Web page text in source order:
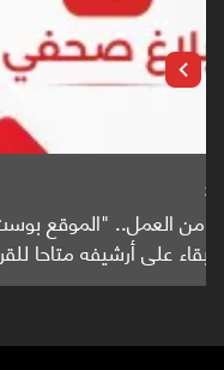
باحثون من اليمن
واعدة منشورة عالميا